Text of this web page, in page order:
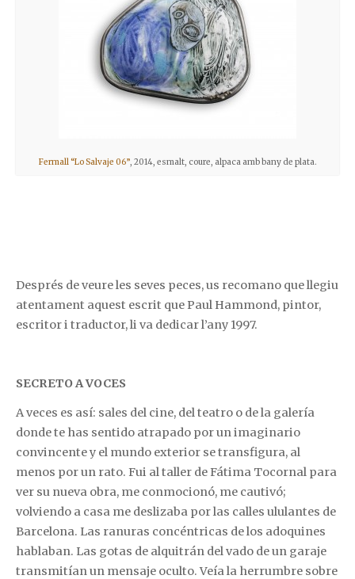
Fermall “Lo Salvaje 06”, 2014, esmalt, coure, alpaca amb bany de plata.
Després de veure les seves peces, us recomano que llegiu
atentament aquest escrit que Paul Hammond, pintor,
escritor i traductor, li va dedicar l’any 1997.
SECRETO A VOCES
A veces es así: sales del cine, del teatro o de la galería
donde te has sentido atrapado por un imaginario
convincente y el mundo exterior se transfigura, al
menos por un rato. Fui al taller de Fátima Tocornal para
ver su nueva obra, me conmocionó, me cautivó;
volviendo a casa me deslizaba por las calles ululantes de
Barcelona. Las ranuras concéntricas de los adoquines
hablaban. Las gotas de alquitrán del vado de un garaje
transmitían un mensaje oculto. Veía la herrumbre sobre